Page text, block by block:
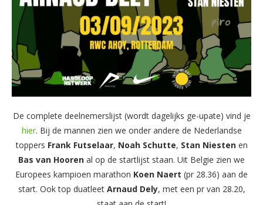
De complete deelnemerslijst (wordt dagelijks ge-upate) vind je
hier. Bij de mannen zien we onder andere de Nederlandse
toppers Frank Futselaar, Noah Schutte, Stan Niestenen
Bas van Hooren al op de startlijst staan. Uit Belgie zien we
Europees kampioen marathon Koen Naert (pr 28.36) aan de
start. Ook top duatleet Arnaud Dely, met een pr van 28.20,